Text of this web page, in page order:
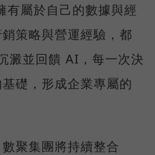
有屬於自己的數據與經
策略與營運經驗，都
澱並回饋 AI，每一次決
礎，形成企業專屬的
聚集團將持續整合